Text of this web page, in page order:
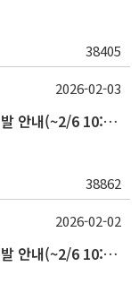
38405
2026-1학기 신양문화재단 성적장학생 선발 안내(~2/6 10:00)
38862
2026-02-03
2026-1학기 신양문화재단 복지장학생 선발 안내(~2/6 10:00)
2026-02-02